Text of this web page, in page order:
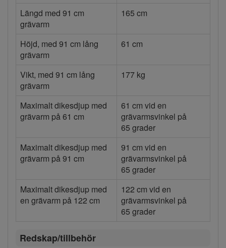
Längd med 91 cm
grävarm
165 cm
Höjd, med 91 cm lång
grävarm
61 cm
Vikt, med 91 cm lång
grävarm
177 kg
Maximalt dikesdjup med
grävarm på 61 cm
61 cm vid en
grävarmsvinkel på
65 grader
Maximalt dikesdjup med
grävarm på 91 cm
91 cm vid en
grävarmsvinkel på
65 grader
Maximalt dikesdjup med
en grävarm på 122 cm
122 cm vid en
grävarmsvinkel på
65 grader
Redskap/tillbehör